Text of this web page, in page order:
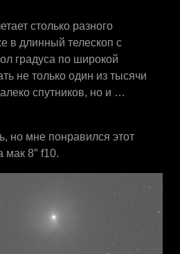
столько разного
в длинный телескоп с
градуса по широкой
не только один из тысячи
спутников, но и …
но мне понравился этот
мак 8″ f10.